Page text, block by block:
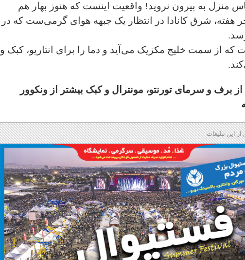
منزل به بیرون نروید! واقعیت اینست که هنوز بهار هم
هفته، شرق کانادا در انتظار یک جبهه هوای گرمی‌ست که در
از سمت خلیج مکزیک می‌آید و دما را برای انتاریو، کبک و
و سرمای تورنتو، مونترال و کبک بیشتر از ونکوور
این تبلیغات